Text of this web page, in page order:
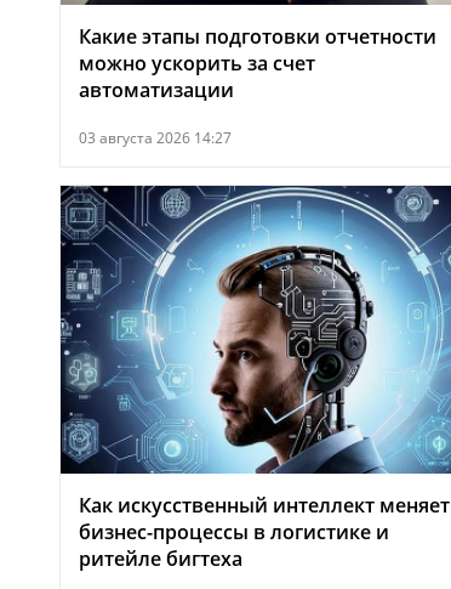
Какие этапы подготовки отчетности
можно ускорить за счет
автоматизации
03 августа 2026 14:27
Как искусственный интеллект меняет
бизнес-процессы в логистике и
ритейле бигтеха